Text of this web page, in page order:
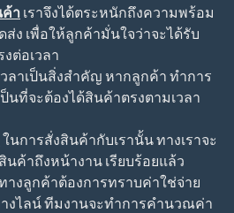
า เราจึงได้ตระหนักถึงความพร้อม
ง เพื่อให้ลูกค้ามั่นใจว่าจะได้รับ
ต่อเวลา
วลาเป็นสิ่งสำคัญ หากลูกค้า ทำการ
นที่จะต้องได้สินค้าตรงตามเวลา
ในการสั่งสินค้ากับเรานั้น ทางเราจะ
นค้าถึงหน้างาน เรียบร้อยแล้ว
างลูกค้าต้องการทราบค่าใช่จ่าย
งไลน์ ทีมงานจะทำการคำนวณค่า